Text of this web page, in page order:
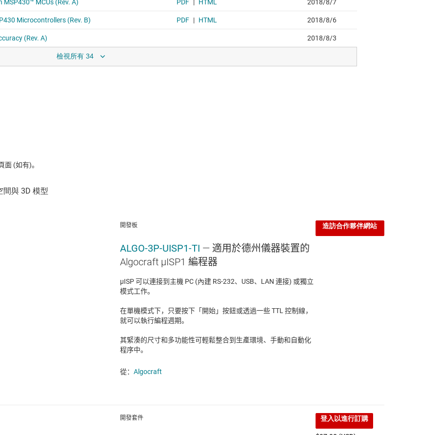
檢視所有 34
(如有)。
開發板
ALGO-3P-UISP1-TI — 適用於德州儀器裝置的
Algocraft μISP1 編程器
μISP 可以連接到主機 PC (內建 RS-232、USB、LAN 連接) 或獨立
模式工作。
在單機模式下，只要按下「開始」按鈕或透過一些 TTL 控制線，
就可以執行編程週期。
其緊湊的尺寸和多功能性可輕鬆整合到生產環境、手動和自動化
程序中。
從： Algocraft
造訪合作夥伴網站
開發套件 登入以進行訂購